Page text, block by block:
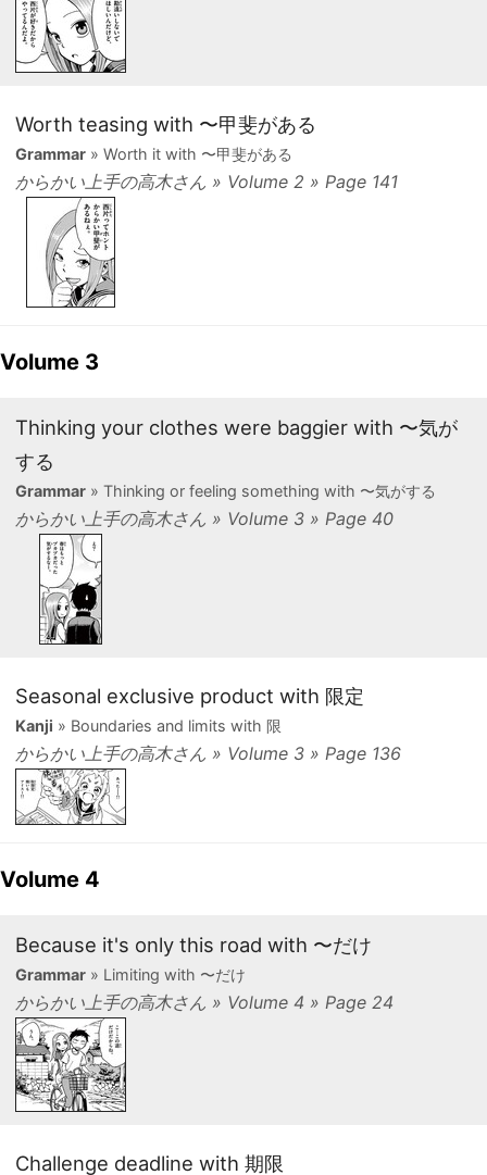
Worth teasing with 〜甲斐がある
Grammar» Worth it with 〜甲斐がある
からかい上手の高木さん » Volume 2 » Page 141
Volume 3
Thinking your clothes were baggier with 〜気が
する
Grammar» Thinking or feeling something with 〜気がする
からかい上手の高木さん » Volume 3 » Page 40
Seasonal exclusive product with 限定
Kanji » Boundaries and limits with 限
からかい上手の高木さん » Volume 3 » Page 136
Volume 4
Because it's only this road with 〜だけ
Grammar» Limiting with 〜だけ
からかい上手の高木さん » Volume 4 » Page 24
Challenge deadline with 期限